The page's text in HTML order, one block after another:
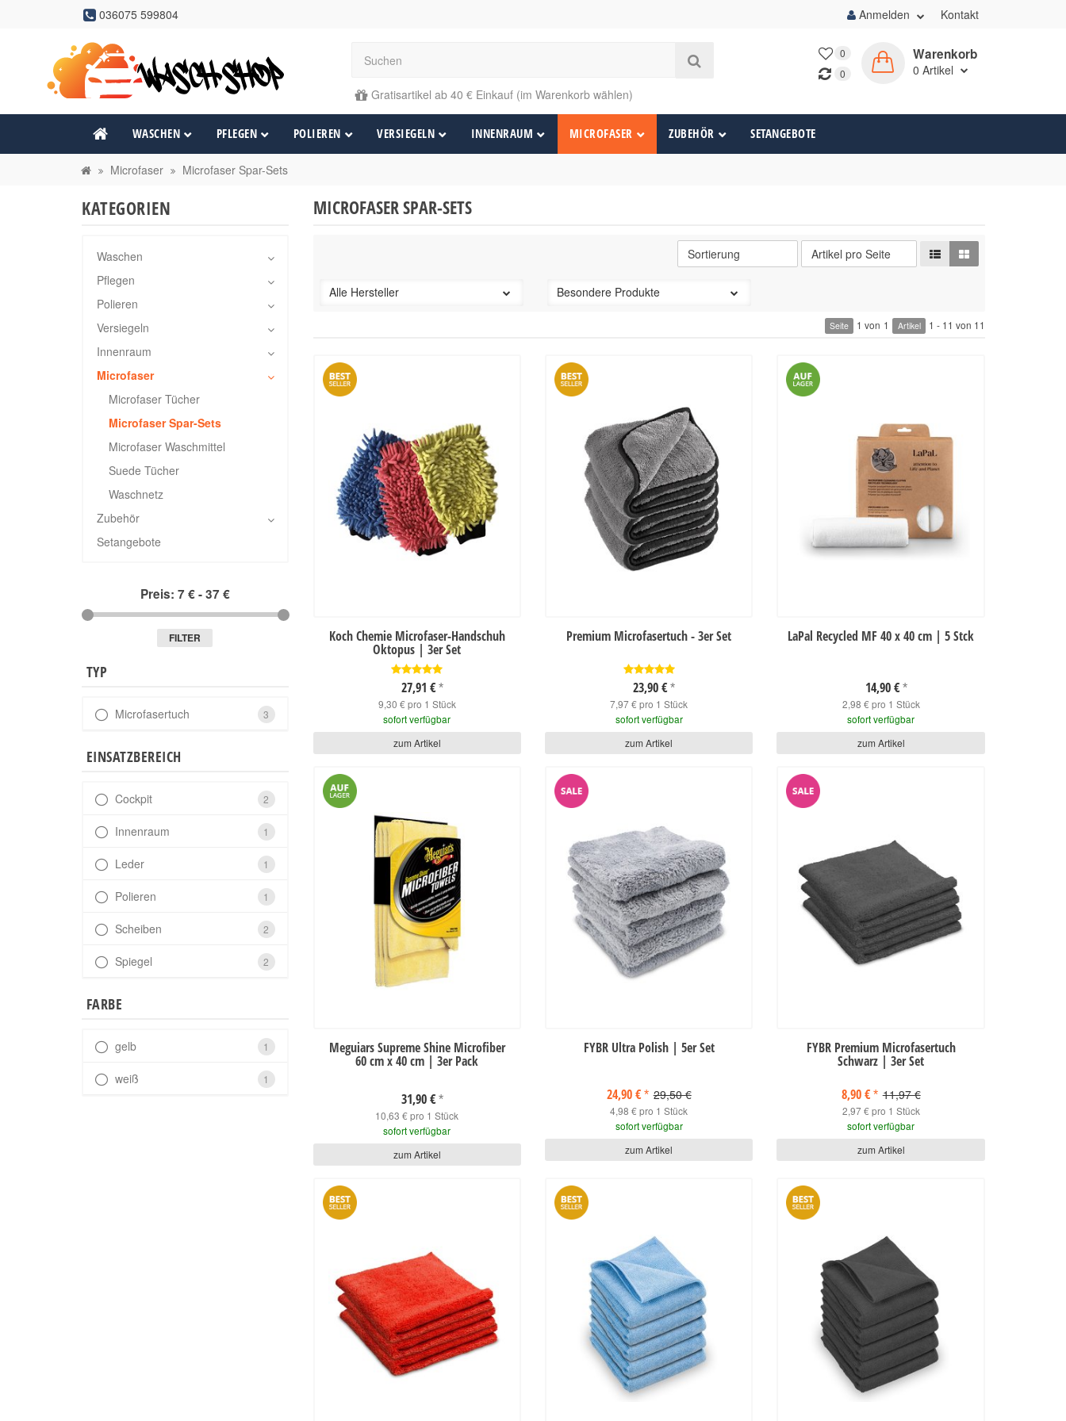
036075 599804 Anmelden Kontakt
Gratisartikel ab 40 € Einkauf (im Warenkorb wählen)
0
0
Warenkorb
0 Artikel
WASCHEN PFLEGEN POLIEREN VERSIEGELN INNENRAUM MICROFASER ZUBEHÖR SETANGEBOTE
Microfaser Microfaser Spar-Sets
MICROFASER SPAR-SETS
Alle Hersteller Besondere Produkte
Seite 1 von 1 Artikel 1 - 11 von 11
Koch Chemie Microfaser-Handschuh
Oktopus | 3er Set
27,91 € *
9,30 € pro 1 Stück
sofort verfügbar
zum Artikel
Premium Microfasertuch - 3er Set
23,90 € *
7,97 € pro 1 Stück
sofort verfügbar
zum Artikel
LaPal Recycled MF 40 x 40 cm | 5 Stck
14,90 € *
2,98 € pro 1 Stück
sofort verfügbar
zum Artikel
Meguiars Supreme Shine Microfiber
60 cm x 40 cm | 3er Pack
31,90 € *
10,63 € pro 1 Stück
sofort verfügbar
zum Artikel
FYBR Ultra Polish | 5er Set
24,90 € * 29,50 €
4,98 € pro 1 Stück
sofort verfügbar
zum Artikel
FYBR Premium Microfasertuch
Schwarz | 3er Set
8,90 € * 11,97 €
2,97 € pro 1 Stück
sofort verfügbar
zum Artikel
KATEGORIEN
Waschen
Pflegen
Polieren
Versiegeln
Innenraum
Microfaser
Microfaser Tücher
Microfaser Spar-Sets
Microfaser Waschmittel
Suede Tücher
Waschnetz
Zubehör
Setangebote
Preis: 7 €-37 €
FILTER
TYP
3
Microfasertuch
EINSATZBEREICH
2
Cockpit
1
Innenraum
1
Leder
1
Polieren
2
Scheiben
2
Spiegel
FARBE
1
gelb
1
weiß